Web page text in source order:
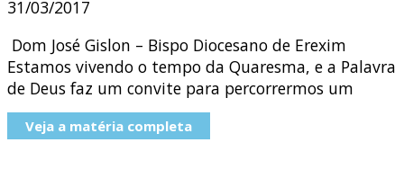
31/03/2017
Dom José Gislon – Bispo Diocesano de Erexim
Estamos vivendo o tempo da Quaresma, e a Palavra
de Deus faz um convite para percorrermos um
Veja a matéria completa